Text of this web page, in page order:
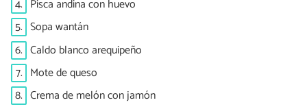
4. Pisca andina con huevo
5. Sopa wantán
6. Caldo blanco arequipeño
7. Mote de queso
8. Crema de melón con jamón